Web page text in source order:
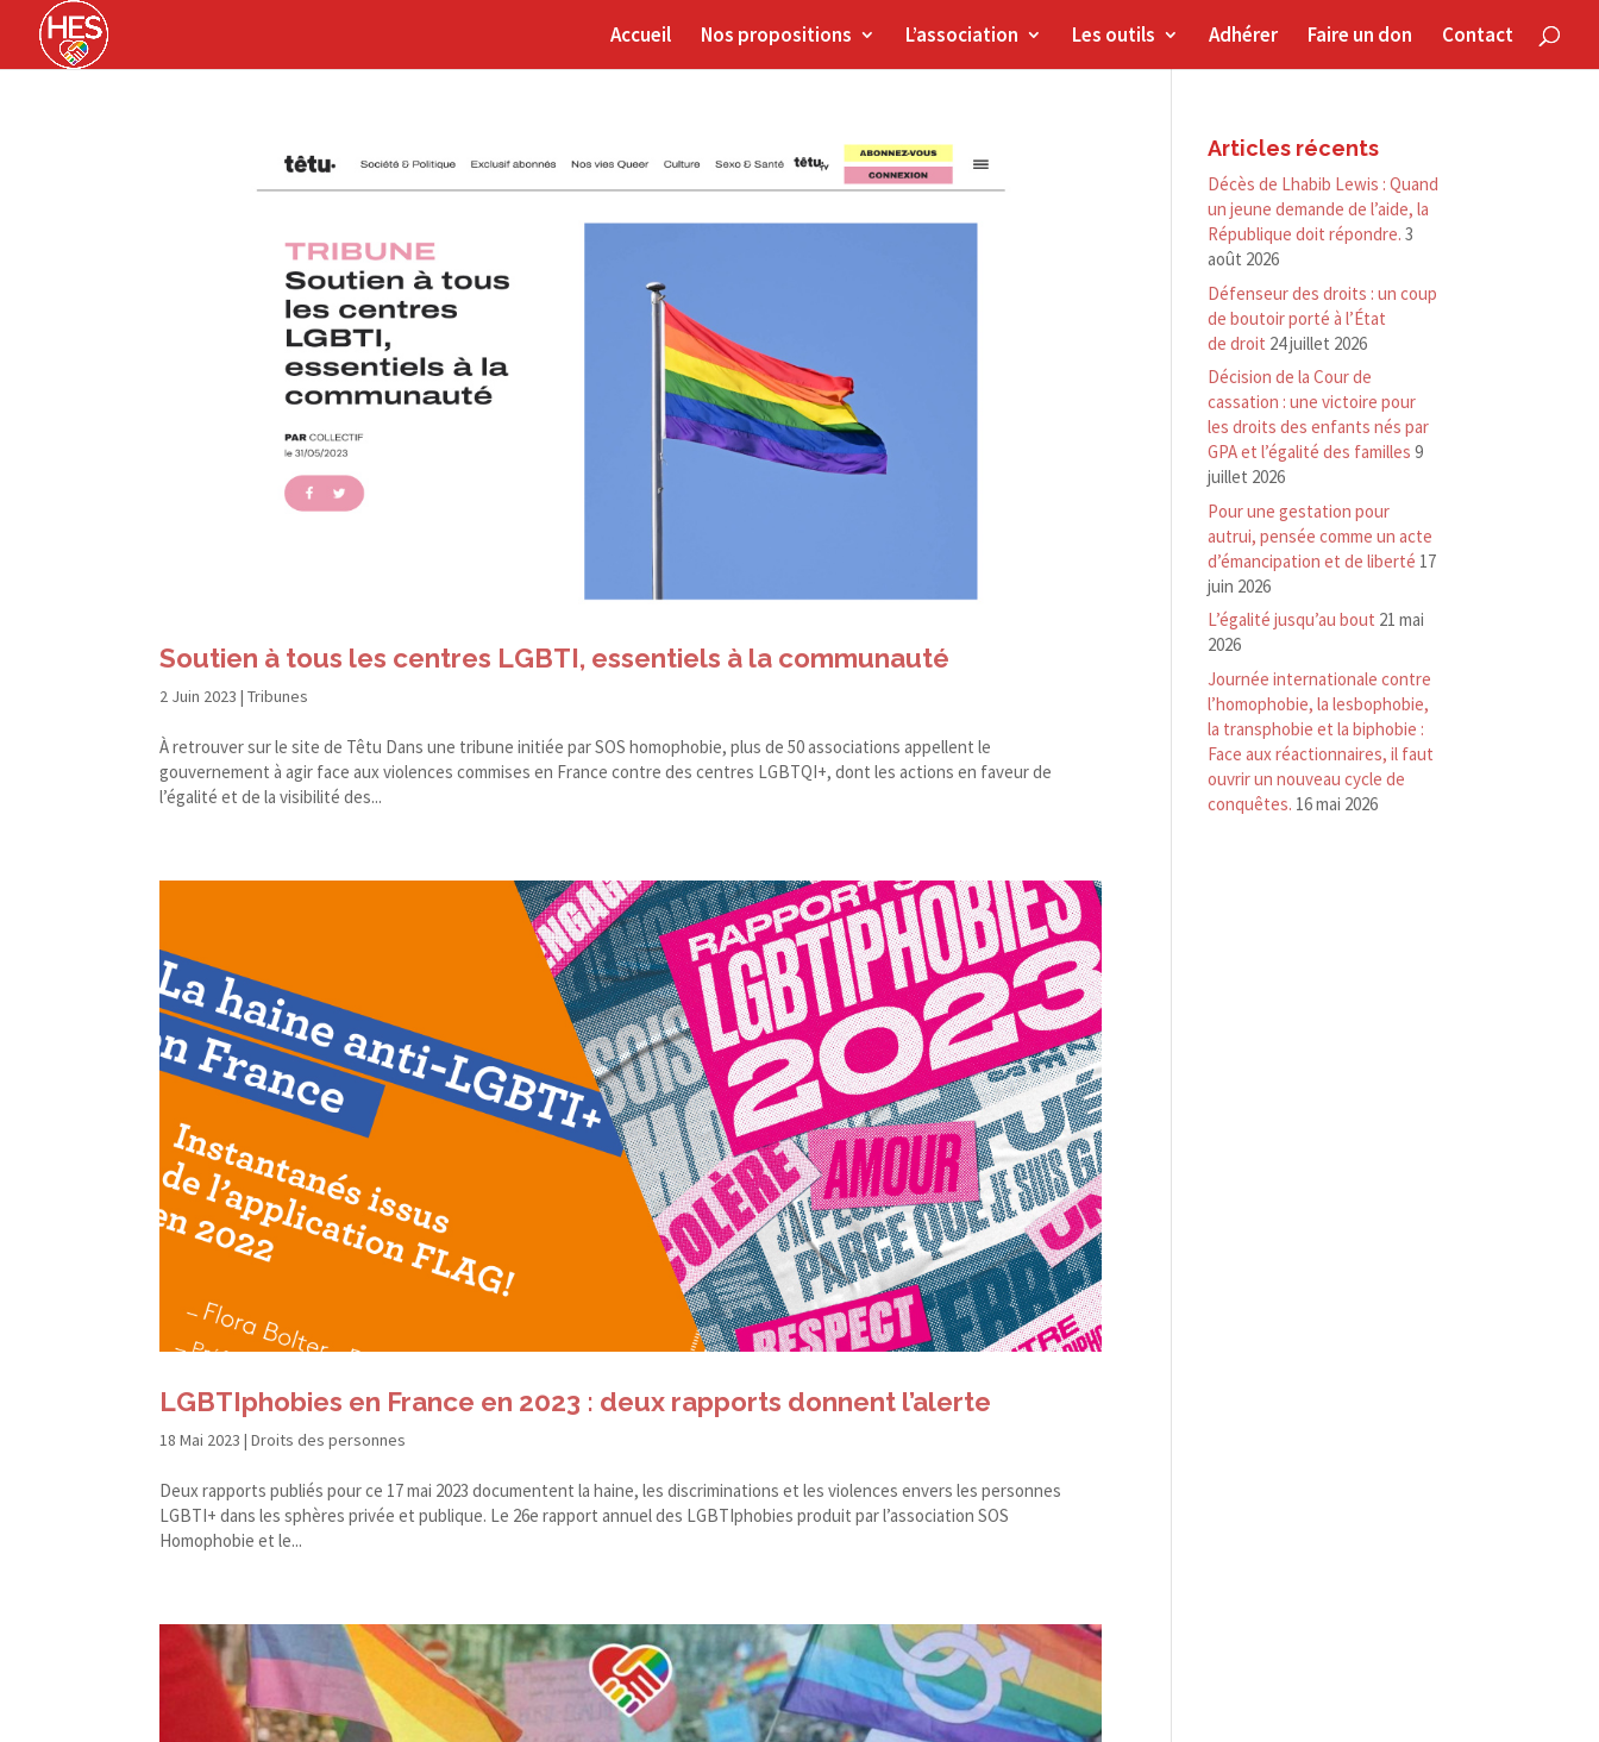
Accueil Nos propositions L’association Les outils Adhérer Faire un don Contact
Soutien à tous les centres LGBTI, essentiels à la communauté
2 Juin 2023 |Tribunes
À retrouver sur le site de Têtu Dans une tribune initiée par SOS homophobie, plus de 50 associations appellent le
gouvernement à agir face aux violences commises en France contre des centres LGBTQI+, dont les actions en faveur de
l’égalité et de la visibilité des...
LGBTIphobies en France en 2023 : deux rapports donnent l’alerte
18 Mai 2023 |Droits des personnes
Deux rapports publiés pour ce 17 mai 2023 documentent la haine, les discriminations et les violences envers les personnes
LGBTI+ dans les sphères privée et publique. Le 26e rapport annuel des LGBTIphobies produit par l’association SOS
Homophobie et le...
Articles récents
Décès de Lhabib Lewis : Quand
un jeune demande de l’aide, la
République doit répondre. 3
août 2026
Défenseur des droits : un coup
de boutoir porté à l’État
de droit 24 juillet 2026
Décision de la Cour de
cassation : une victoire pour
les droits des enfants nés par
GPA et l’égalité des familles 9
juillet 2026
Pour une gestation pour
autrui, pensée comme un acte
d’émancipation et de liberté 17
juin 2026
L’égalité jusqu’au bout 21 mai
2026
Journée internationale contre
l’homophobie, la lesbophobie,
la transphobie et la biphobie :
Face aux réactionnaires, il faut
ouvrir un nouveau cycle de
conquêtes. 16 mai 2026